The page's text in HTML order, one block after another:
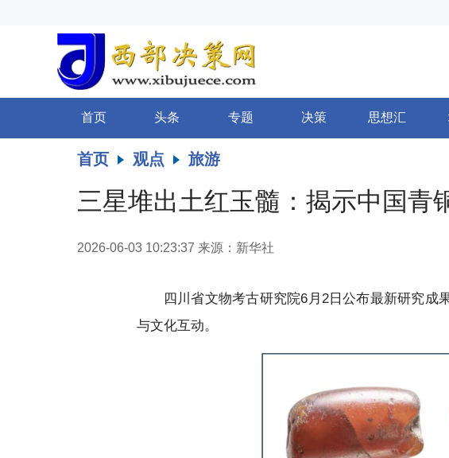
首页 头条 专题 决策 思想汇
首页 观点 旅游
三星堆出土红玉髓：揭示中国青
2026-06-03 10:23:37 来源：新华社
四川省文物考古研究院6月2日公布最新研究成
与文化互动。